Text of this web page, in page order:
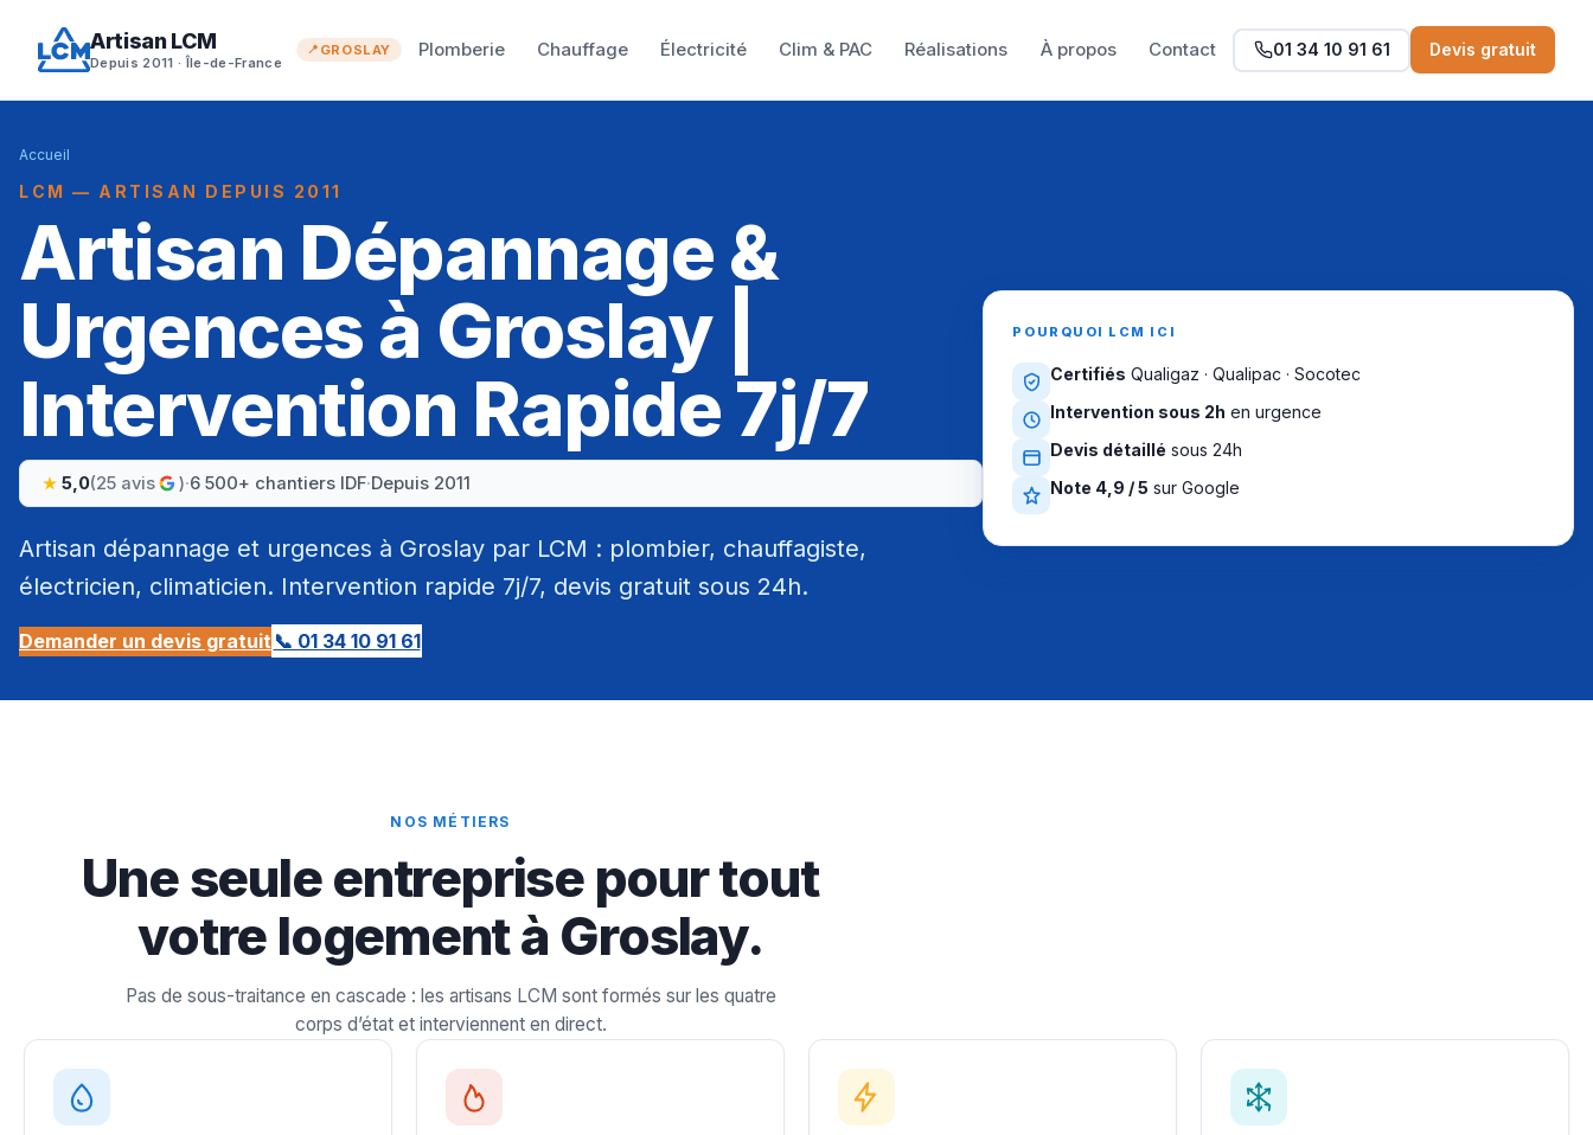
Artisan LCM
Depuis 2011 · Île-de-France
GROSLAY Plomberie Chauffage Électricité Clim & PAC Réalisations À propos Contact 01 34 10 91 61 Devis gratuit
Accueil
LCM — ARTISAN DEPUIS 2011
Artisan Dépannage &
Urgences à Groslay |
Intervention Rapide 7j/7
5,0(25 avis )·6 500+ chantiers IDF·Depuis 2011
Artisan dépannage et urgences à Groslay par LCM : plombier, chauffagiste,
électricien, climaticien. Intervention rapide 7j/7, devis gratuit sous 24h.
Demander un devis gratuit 📞 01 34 10 91 61
POURQUOI LCM ICI
Certifiés Qualigaz · Qualipac · Socotec
Intervention sous 2h en urgence
Devis détaillé sous 24h
Note 4,9 / 5 sur Google
NOS MÉTIERS
Une seule entreprise pour tout
votre logement à Groslay.
Pas de sous-traitance en cascade : les artisans LCM sont formés sur les quatre
corps d’état et interviennent en direct.